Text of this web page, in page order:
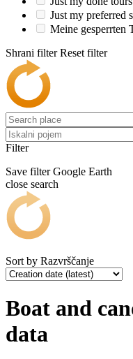
Just my preferred
Meine gesperrten
Shrani filter Reset filter
Filter
Save filter Google Earth
close search
Sort by Razvrščanje
Boat and
data